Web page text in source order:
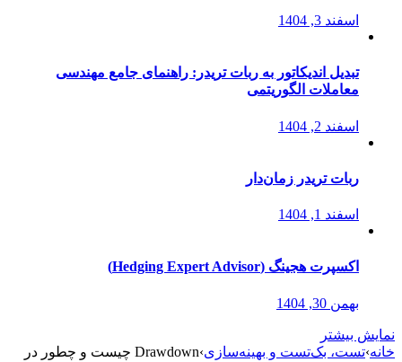
اسفند 3, 1404
تبدیل اندیکاتور به ربات تریدر: راهنمای جامع مهندسی
معاملات الگوریتمی
اسفند 2, 1404
ربات تریدر زمان‌دار
اسفند 1, 1404
اکسپرت هجینگ (Hedging Expert Advisor)
بهمن 30, 1404
نمایش بیشتر
خانه›تست، بک‌تست و بهینه‌سازی›
Drawdown چیست و چطور در